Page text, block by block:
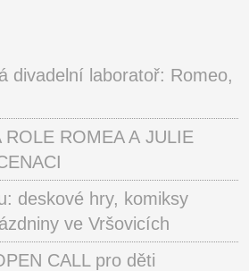
divadelní laboratoř: Romeo,
ROLE ROMEA A JULIE
deskové hry, komiksy
ve Vršovicích
CALL pro děti